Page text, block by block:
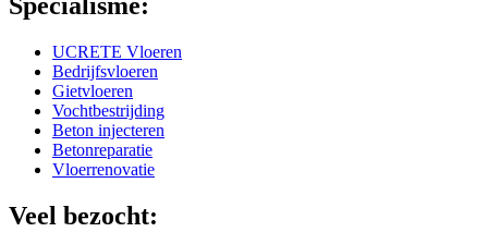
UCRETE Vloeren
Bedrijfsvloeren
Gietvloeren
Vochtbestrijding
Beton injecteren
Betonreparatie
Vloerrenovatie
Veel bezocht: